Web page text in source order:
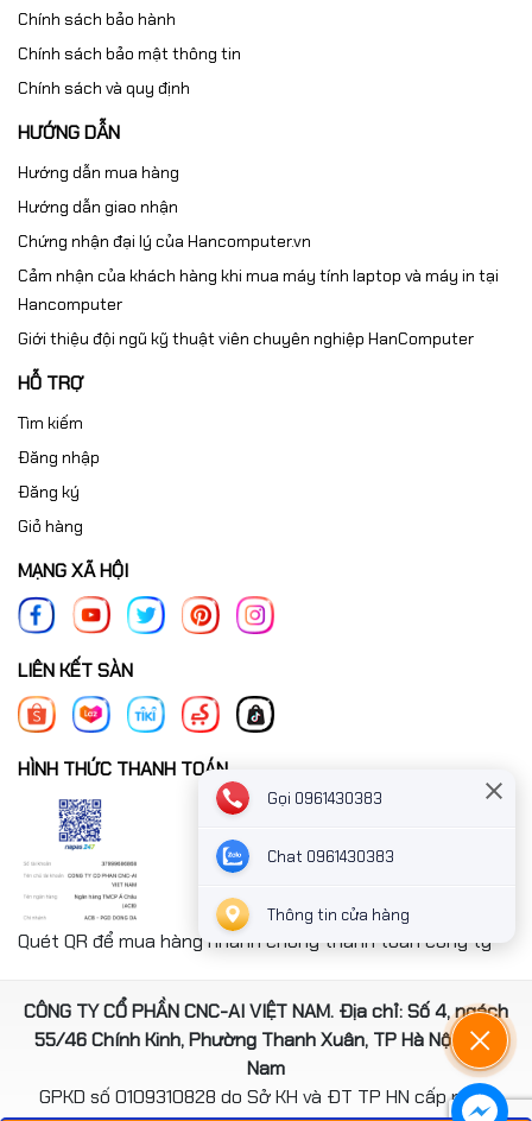
Chính sách bảo hành
Chính sách bảo mật thông tin
Chính sách và quy định
HƯỚNG DẪN
Hướng dẫn mua hàng
Hướng dẫn giao nhận
Chứng nhận đại lý của Hancomputer.vn
Cảm nhận của khách hàng khi mua máy tính laptop và máy in tại
Hancomputer
Giới thiệu đội ngũ kỹ thuật viên chuyên nghiệp HanComputer
HỖ TRỢ
Tìm kiếm
Đăng nhập
Đăng ký
Giỏ hàng
MẠNG XÃ HỘI
LIÊN KẾT SÀN
HÌNH THỨC THANH TOÁN
Quét QR để mua hàng nhanh chóng thanh toán công ty
CÔNG TY CỔ PHẦN CNC-AI VIỆT NAM. Địa chỉ: Số 4, ngách
55/46 Chính Kinh, Phường Thanh Xuân, TP Hà Nội, Việt
Nam
GPKD số 0109310828 do Sở KH và ĐT TP HN cấp ngày
Gọi 0961430383
Chat 0961430383
Thông tin cửa hàng